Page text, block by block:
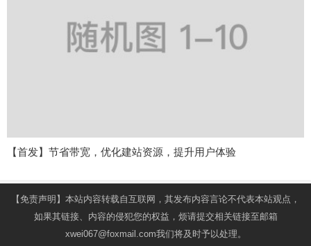
【首发】节省带宽，优化建站资源，提升用户体验
【免责声明】本站内容转载自互联网，其发布内容言论不代表本站观点，
如果其链接、内容的侵犯您的权益，烦请提交相关链接至邮箱
xwei067@foxmail.com我们将及时予以处理。